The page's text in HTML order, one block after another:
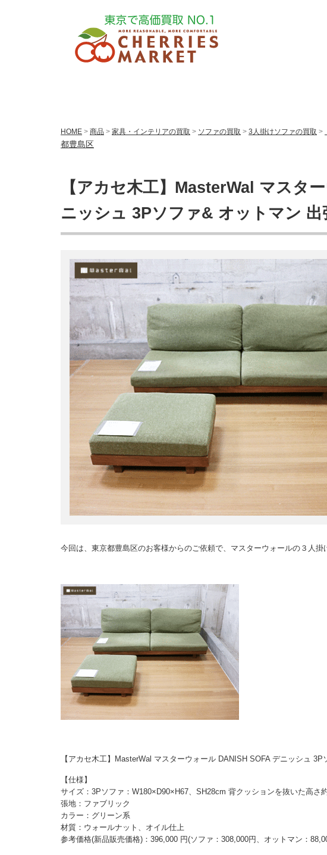
HOME > 商品 > 家具・インテリアの買取 > ソファの買取 > 3人掛けソファの買取 >
都豊島区
【アカセ木工】MasterWal マスタ
ニッシュ 3Pソファ& オットマン 出
今回は、東京都豊島区のお客様からのご依頼で、マスターウォールの３人掛
【アカセ木工】MasterWal マスターウォール DANISH SOFA デニッシュ 3P
【仕様】
サイズ：3Pソファ：W180×D90×H67、SH28cm 背クッションを抜いた高さ
張地：ファブリック
カラー：グリーン系
材質：ウォールナット、オイル仕上
参考価格(新品販売価格)：396,000 円(ソファ：308,000円、オットマン：